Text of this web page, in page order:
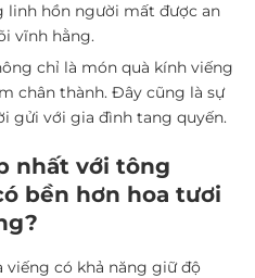
linh hồn người mất được an
vĩnh hằng.
chỉ là món quà kính viếng
chân thành. Đây cũng là sự
gửi với gia đình tang quyến.
nhất với tông
bền hơn hoa tươi
viếng có khả năng giữ độ